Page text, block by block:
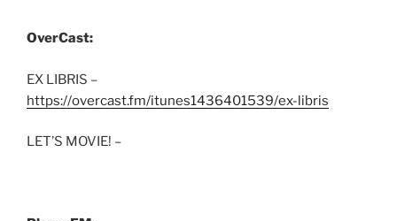
OverCast:
EX LIBRIS –
https://overcast.fm/itunes1436401539/ex-libris
LET’S MOVIE! –